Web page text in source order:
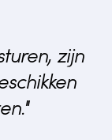
zijn